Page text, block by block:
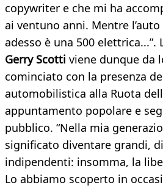
copywriter e che mi ha
ai ventuno anni. Mentre
adesso è una 500 elettrica...”.
Gerry Scotti viene dunque da
cominciato con la presenza
automobilistica alla Ruota
appuntamento popolare e
pubblico. “Nella mia
significato diventare grandi,
indipendenti: insomma, la
Lo abbiamo scoperto in